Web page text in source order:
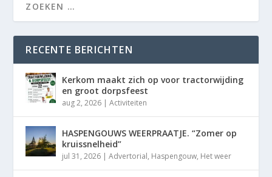
RECENTE BERICHTEN
Kerkom maakt zich op voor tractorwijding
en groot dorpsfeest
aug 2, 2026 |Activiteiten
HASPENGOUWS WEERPRAATJE. “Zomer op
kruissnelheid”
jul 31, 2026 |Advertorial, Haspengouw, Het weer